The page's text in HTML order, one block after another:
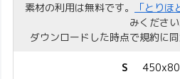
素材の利用は無料です。
「とりほ
みください
ダウンロードした時点で規約に
S